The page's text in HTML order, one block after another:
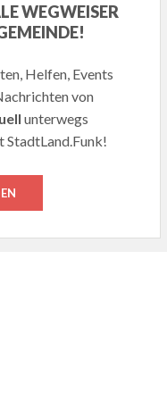
WEGWEISER
Helfen, Events
von
unterwegs
StadtLand.Funk!